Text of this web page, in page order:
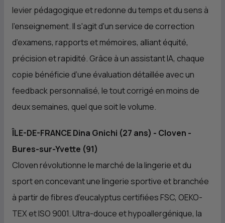
levier pédagogique et redonne du temps et du sens à
l’enseignement. Il s'agit d'un service de correction
d’examens, rapports et mémoires, alliant équité,
précision et rapidité. Grâce à un assistant IA, chaque
copie bénéficie d’une évaluation détaillée avec un
feedback personnalisé, le tout corrigé en moins de
deux semaines, quel que soit le volume.
ÎLE-DE-FRANCE Dina Gnichi (27 ans) - Cloven -
Bures-sur-Yvette (91)
Cloven révolutionne le marché de la lingerie et du
sport en concevant une lingerie sportive et branchée
à partir de fibres d’eucalyptus certifiées FSC, OEKO-
TEX et ISO 9001. Ultra-douce et hypoallergénique, la